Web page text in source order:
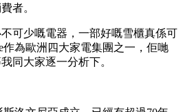
者。
可少嘅電器，一部好嘅雪櫃真係可
作為歐洲四大家電集團之一，佢哋
同大家逐一分析下。